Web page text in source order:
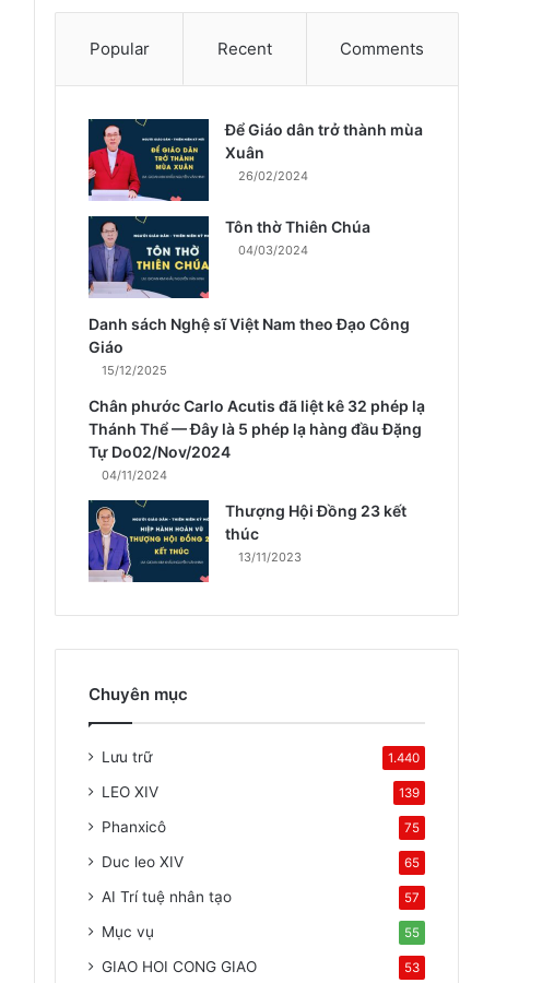
Popular Recent Comments
Để Giáo dân trở thành mùa
Xuân
26/02/2024
Tôn thờ Thiên Chúa
04/03/2024
Danh sách Nghệ sĩ Việt Nam theo Đạo Công
Giáo
15/12/2025
Chân phước Carlo Acutis đã liệt kê 32 phép lạ
Thánh Thể — Đây là 5 phép lạ hàng đầu Đặng
Tự Do02/Nov/2024
04/11/2024
Thượng Hội Đồng 23 kết
thúc
13/11/2023
Chuyên mục
Lưu trữ 1.440
LEO XIV 139
Phanxicô 75
Duc leo XIV 65
AI Trí tuệ nhân tạo 57
Mục vụ 55
GIAO HOI CONG GIAO 53